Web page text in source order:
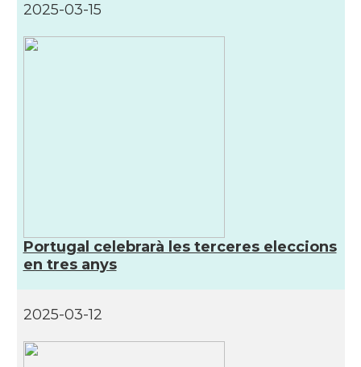
2025-03-15
Portugal celebrarà les terceres eleccions
en tres anys
2025-03-12